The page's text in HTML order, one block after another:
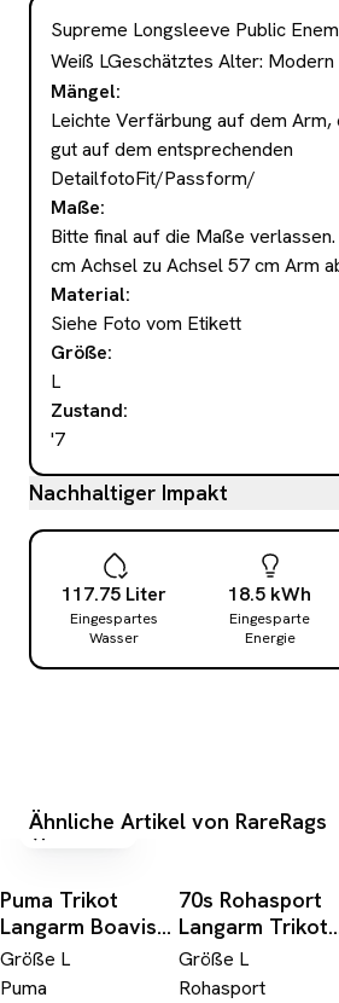
Supreme Longsleeve Public
Weiß LGeschätztes Alter: Modern
Mängel:
Leichte Verfärbung auf dem Arm,
gut auf dem entsprechenden
DetailfotoFit/Passform/
Maße:
Bitte final auf die Maße verlassen.
cm Achsel zu Achsel 57 cm Arm
Material:
Siehe Foto vom Etikett
Größe:
L
Zustand:
'7
Nachhaltiger Impakt
117.75 Liter
Eingespartes
Wasser
18.5 kWh
Eingesparte
Energie
Ähnliche Artikel von RareRags
versandfrei
Puma Trikot
Langarm Boavista
2003-04 Home
#10 Valdemar
Größe L
Puma
70s Rohasport
Langarm Trikot
"Frostfood Kg"
#5 Pinstripes
Größe L
Rohasport